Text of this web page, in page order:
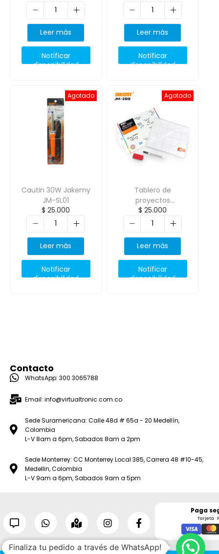
Leer más
Notificar
disponibilidad
Leer más
Notificar
disponibilidad
Agotado
Cautin 30W Jakemy
JM-SL01
$ 25.000
Leer más
Notificar
disponibilidad
Agotado
Tablero de
proyectos
magnetico Jakemy
JM-Z09
$ 25.000
Leer más
Notificar
disponibilidad
Contacto
WhatsApp: 300 3065788
Email: info@virtualtronic.com.co
Sede Suramericana: Calle 48d # 65a - 20 Medellín,
Colombia
L-V 8am a 6pm, Sabados 8am a 2pm
Sede Monterrey: CC Monterrey Local 385, Carrera 48 #10-45,
Medellin, Colombia
L-V 9am a 6pm, Sabados 9am a 5pm
Paga
Tarjeta ·
Finaliza tu pedido a través de WhatsApp!